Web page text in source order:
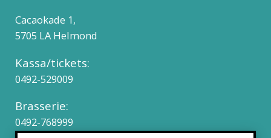
Cacaokade 1,
5705 LA Helmond
Kassa/tickets:
0492-529009
Brasserie:
0492-768999